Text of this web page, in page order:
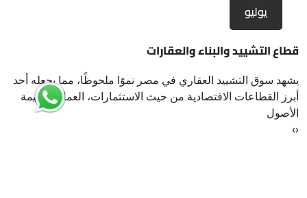
يوليو
قطاع التشييد والبناء والعقارات
يشهد سوق التشييد العقاري في مصر نموًا ملحوظًا، مما يجعله أحد
أبرز القطاعات الاقتصادية من حيث الاستثمارات، العمالة، وقيمة
الأصول
‹
›